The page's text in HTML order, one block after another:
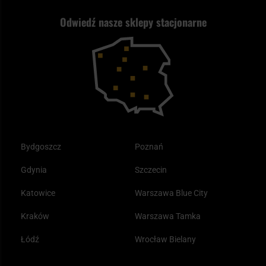
Reklamacje i gwarancja
Odwiedź nasze sklepy stacjonarne
Bydgoszcz
Gdynia
Katowice
Kraków
Łódź
Poznań
Szczecin
Warszawa Blue City
Warszawa Tamka
Wrocław Bielany
Kupony i kody rabatowe
Plecak ewakuacyjny preppersa
Samoobrona